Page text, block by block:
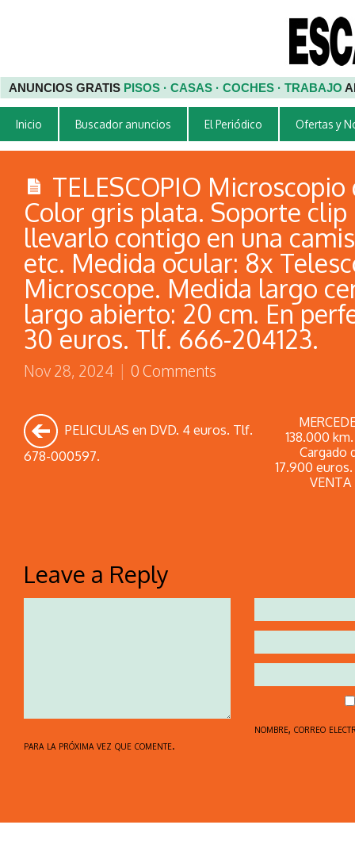
ANUNCIOS GRATIS PISOS · CASAS · COCHES · TRABAJO
Inicio Buscador anuncios El Periódico Ofertas y
TELESCOPIO
Color gris plata. Soporte clip
llevarlo contigo en una
etc. Medida ocular: 8x
Microscope. Medida largo
largo abierto: 20 cm. En
30 euros. Tlf. 666-204123.
Nov 28, 2024 | 0 Comments
PELICULAS en DVD. 4 euros. Tlf.
678-000597.
138.000
Cargado
17.900 euros.
Leave a Reply
nombre, correo
para la próxima vez que comente.